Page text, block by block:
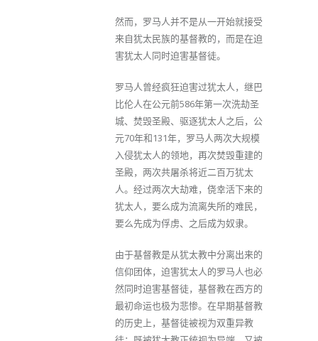
然而，罗马人并不是从一开始就接受
来自犹太民族的基督教的，而是在迫
害犹太人同时迫害基督徒。
罗马人曾经疯狂迫害过犹太人，继巴
比伦人在公元前586年第一次洗劫圣
城、焚毁圣殿、驱逐犹太人之后，公
元70年和131年，罗马人两次大规模
入侵犹太人的领地，再次焚毁重建的
圣殿，两次共屠杀将近二百万犹太
人。经过两次大劫难，侥幸活下来的
犹太人，要么成为流离失所的难民，
要么先成为俘虏、之后成为奴隶。
由于基督教是从犹太教中分离出来的
信仰团体，迫害犹太人的罗马人也必
然同时迫害基督徒，基督教在西方的
最初命运也极为悲惨。在早期基督教
的历史上，基督徒被视为双重异教